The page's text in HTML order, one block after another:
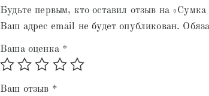
Будьте первым, кто оставил отзыв на
Ваш адрес email не будет опубликован.
Ваша оценка *
Ваш отзыв *